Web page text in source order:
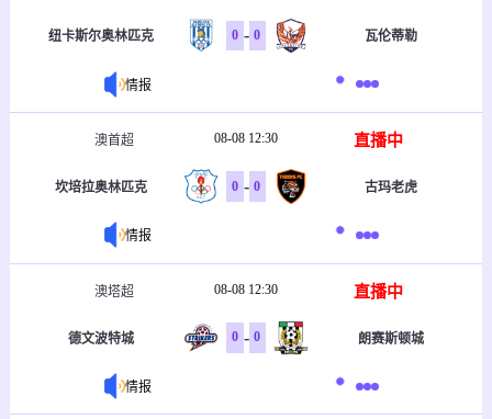
纽卡斯尔奥林匹克 0 - 0 瓦伦蒂勒
情报
澳首超 08-08 12:30 直播中
坎培拉奥林匹克 0 - 0 古玛老虎
情报
澳塔超 08-08 12:30 直播中
德文波特城 0 - 0 朗赛斯顿城
情报